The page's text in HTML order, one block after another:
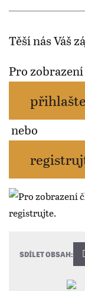
Těší nás Váš
Pro
přihlašte
nebo
SDÍLET OBSAH: